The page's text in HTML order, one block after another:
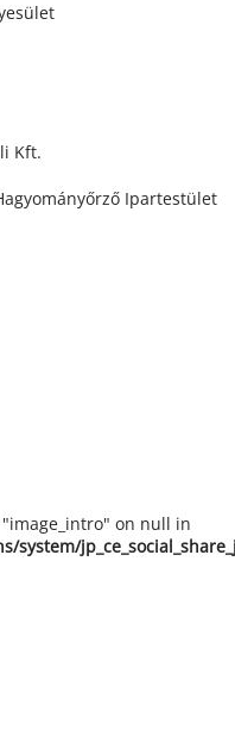
Kft.
Ipartestület
on null in